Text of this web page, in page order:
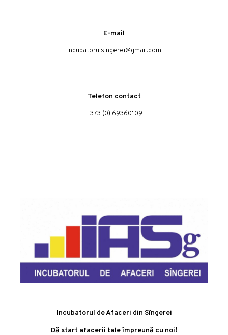
E-mail
incubatorulsingerei@gmail.com
Telefon contact
+373 (0) 69360109
Incubatorul de Afaceri din Sîngerei
Dă start afacerii tale împreună cu noi!